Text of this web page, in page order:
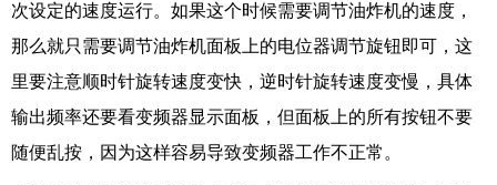
次设定的速度运行。如果这个时候需要调节油炸机的速度，
那么就只需要调节油炸机面板上的电位器调节旋钮即可，这
里要注意顺时针旋转速度变快，逆时针旋转速度变慢，具体
输出频率还要看变频器显示面板，但面板上的所有按钮不要
随便乱按，因为这样容易导致变频器工作不正常。